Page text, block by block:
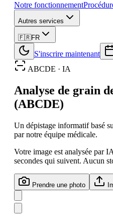
Notre fonctionnement
Autres services
🇫🇷FR
S'inscrire maintenant
ABCDE · IA
Analyse de grain
(ABCDE)
Un dépistage informatif basé
par notre équipe médicale.
Votre image est analysée par
secondes qui suivent. Aucun
Prendre une photo